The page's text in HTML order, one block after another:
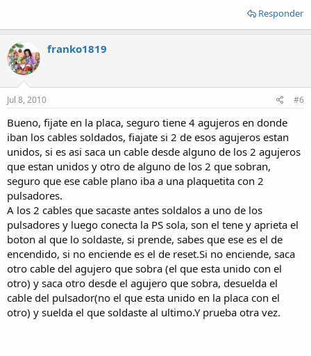
Responder
franko1819
Jul 8, 2010 #6
Bueno, fijate en la placa, seguro tiene 4 agujeros en donde
iban los cables soldados, fiajate si 2 de esos agujeros estan
unidos, si es asi saca un cable desde alguno de los 2 agujeros
que estan unidos y otro de alguno de los 2 que sobran,
seguro que ese cable plano iba a una plaquetita con 2
pulsadores.
A los 2 cables que sacaste antes soldalos a uno de los
pulsadores y luego conecta la PS sola, son el tene y aprieta el
boton al que lo soldaste, si prende, sabes que ese es el de
encendido, si no enciende es el de reset.Si no enciende, saca
otro cable del agujero que sobra (el que esta unido con el
otro) y saca otro desde el agujero que sobra, desuelda el
cable del pulsador(no el que esta unido en la placa con el
otro) y suelda el que soldaste al ultimo.Y prueba otra vez.